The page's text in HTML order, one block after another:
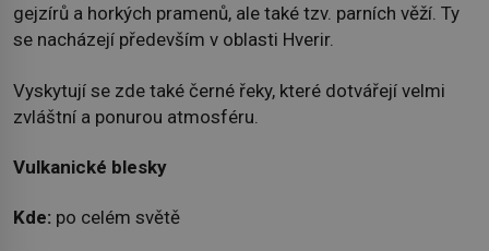
gejzírů a horkých pramenů, ale také tzv. parních věží. Ty
se nacházejí především v oblasti Hverir.
Vyskytují se zde také černé řeky, které dotvářejí velmi
zvláštní a ponurou atmosféru.
Vulkanické blesky
Kde: po celém světě